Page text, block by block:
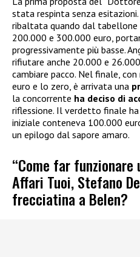
stata respinta senza
ribaltata quando dal tabellone
200.000 e 300.000 euro,
progressivamente più basse.
rifiutare anche 20.000 e
cambiare pacco. Nel finale,
euro e lo zero, è arrivata una
la concorrente ha deciso di
riflessione. Il verdetto finale
iniziale conteneva 100.000
un epilogo dal sapore amaro.
“Come far funzionare
Affari Tuoi, Stefano
frecciatina a Belen?